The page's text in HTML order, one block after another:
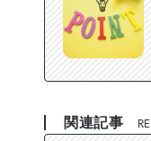
関連記事